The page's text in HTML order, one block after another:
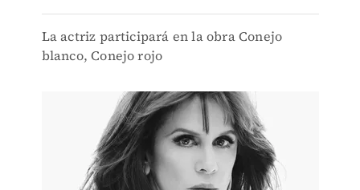
La actriz participará en la obra Conejo
blanco, Conejo rojo